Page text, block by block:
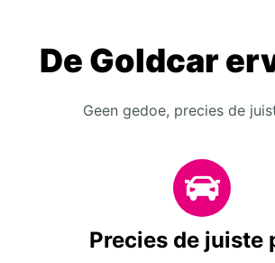
De Goldcar
Geen gedoe, precies de
Precies de juiste